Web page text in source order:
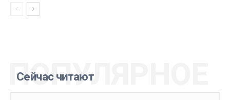
Сейчас читают
ПОПУЛЯРНОЕ